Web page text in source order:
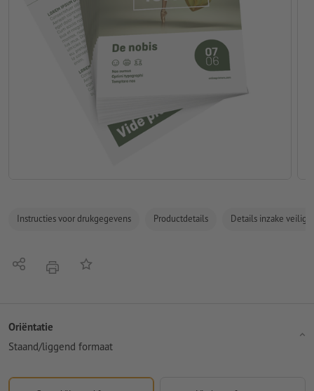
Instructies voor drukgegevens Productdetails Details inzake
Delen afdrukkenOp de lijst
Oriëntatie
Staand/liggend formaat